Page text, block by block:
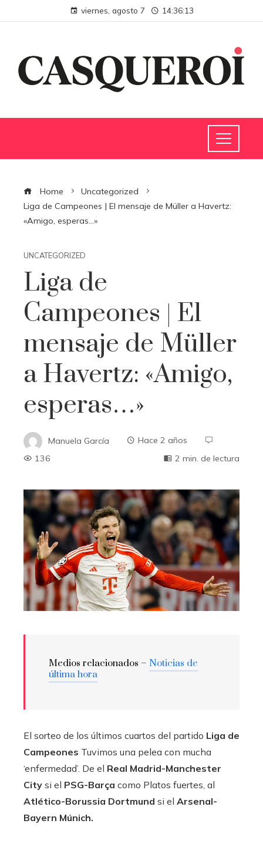
viernes, agosto 7 14:36:14
Home
Uncategorized
Liga de Campeones | El mensaje de Müller a Havertz:
«Amigo, esperas…»
UNCATEGORIZED
Liga de
Campeones | El
mensaje de Müller
a Havertz: «Amigo,
esperas…»
Manuela García
Hace 2 años
136
2 min. de lectura
Medios relacionados – Noticias de
última hora
El sorteo de los últimos cuartos del partido Liga de
Campeones Tuvimos una pelea con mucha
‘enfermedad’. De el Real Madrid-Manchester
City si el PSG-Barça como Platos fuertes, al
Atlético-Borussia Dortmund si el Arsenal-
Bayern Múnich.